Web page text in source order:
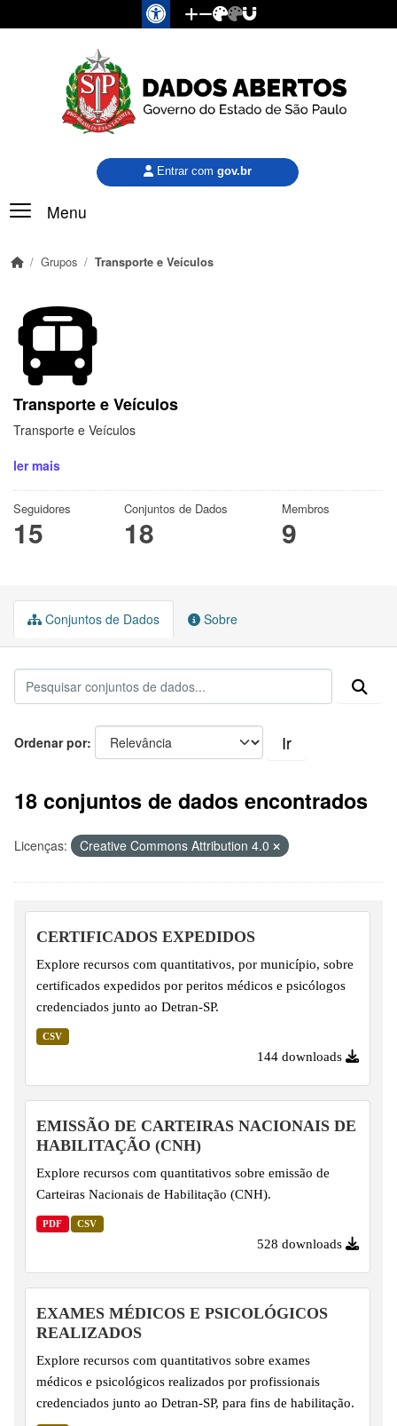
Pular para o conteúdo principal
Menu
Entrar com gov.br
Grupos Transporte e Veículos
Transporte e Veículos
Transporte e Veículos
ler mais
Seguidores
15
Conjuntos de Dados
18
Membros
9
Conjuntos de Dados Sobre
Ordenar por Ir
18 conjuntos de dados encontrados
Licenças: Creative Commons Attribution 4.0
CERTIFICADOS EXPEDIDOS
Explore recursos com quantitativos, por município, sobre
certificados expedidos por peritos médicos e psicólogos
credenciados junto ao Detran-SP.
CSV
144 downloads
EMISSÃO DE CARTEIRAS NACIONAIS DE
HABILITAÇÃO (CNH)
Explore recursos com quantitativos sobre emissão de
Carteiras Nacionais de Habilitação (CNH).
PDF CSV
528 downloads
EXAMES MÉDICOS E PSICOLÓGICOS
REALIZADOS
Explore recursos com quantitativos sobre exames
médicos e psicológicos realizados por profissionais
credenciados junto ao Detran-SP, para fins de habilitação.